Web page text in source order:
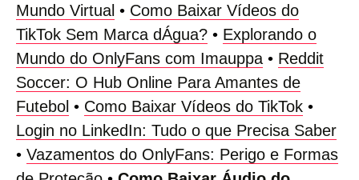
Mundo Virtual • Como Baixar Vídeos do
TikTok Sem Marca dÁgua? • Explorando o
Mundo do OnlyFans com Imauppa • Reddit
Soccer: O Hub Online Para Amantes de
Futebol • Como Baixar Vídeos do TikTok •
Login no LinkedIn: Tudo o que Precisa Saber
• Vazamentos do OnlyFans: Perigo e Formas